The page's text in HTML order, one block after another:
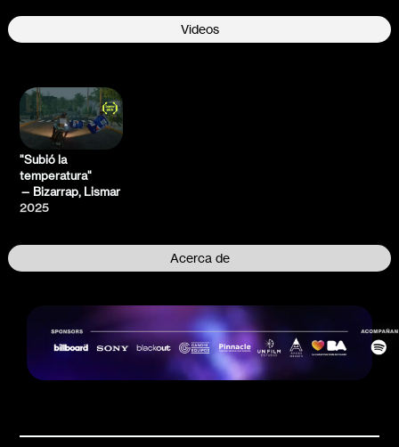
Videos
Acerca de
"Subió la
temperatura"
— Bizarrap, Lismar
2025